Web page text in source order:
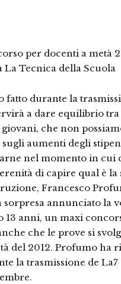
per docenti a metà
La Tecnica della Scuola
fatto durante la
a dare equilibrio
giovani, che non
aumenti degli
nel momento in cui
di capire qual è la
Francesco
sorpresa annunciato la
13 anni, un maxi
che le prove si
del 2012. Profumo ha
la trasmissione de La7